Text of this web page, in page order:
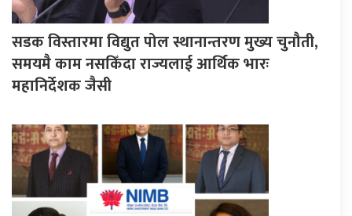
सडक विस्तारमा विद्युत पोल स्थानान्तरण मुख्य चुनौती,
समयमै काम नसकिँदा राज्यलाई आर्थिक भारः
महानिर्देशक जैसी